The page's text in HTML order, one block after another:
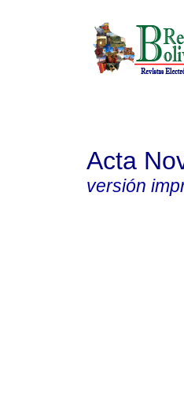
Acta
versión